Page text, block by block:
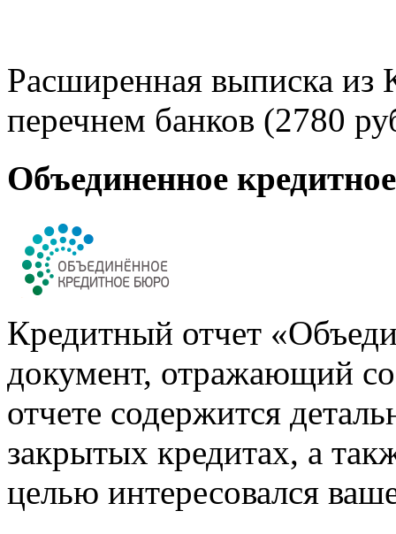
Расширенная выписка из
перечнем банков (2780
Объединенное
Кредитный отчет
документ, отражающий
отчете содержится
закрытых кредитах, а
целью интересовался